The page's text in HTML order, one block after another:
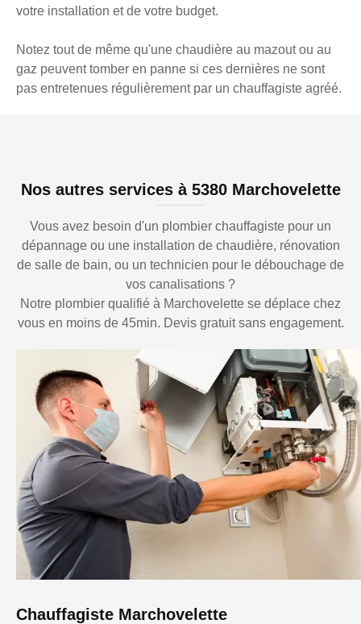
votre installation et de votre budget.
Notez tout de même qu'une chaudière au mazout ou au
gaz peuvent tomber en panne si ces dernières ne sont
pas entretenues régulièrement par un chauffagiste agréé.
Nos autres services à 5380 Marchovelette
Vous avez besoin d'un plombier chauffagiste pour un
dépannage ou une installation de chaudière, rénovation
de salle de bain, ou un technicien pour le débouchage de
vos canalisations ?
Notre plombier qualifié à Marchovelette se déplace chez
vous en moins de 45min. Devis gratuit sans engagement.
Chauffagiste Marchovelette